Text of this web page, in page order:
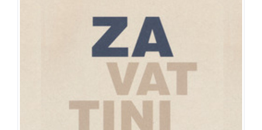
€35,00.